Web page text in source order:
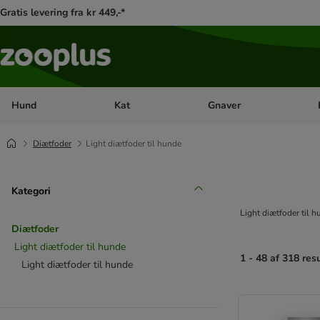
Gratis levering fra kr 449,-*
Hund Åben kategori menu: Hund
Kat Åben kategori menu: Kat
Gnaver
Diætfoder Light diætfoder til hunde
Kategori
Diætfoder
Light diætfoder til hunde
Light diætfoder til hunde
Light diætfoder til
1 - 48 af 318